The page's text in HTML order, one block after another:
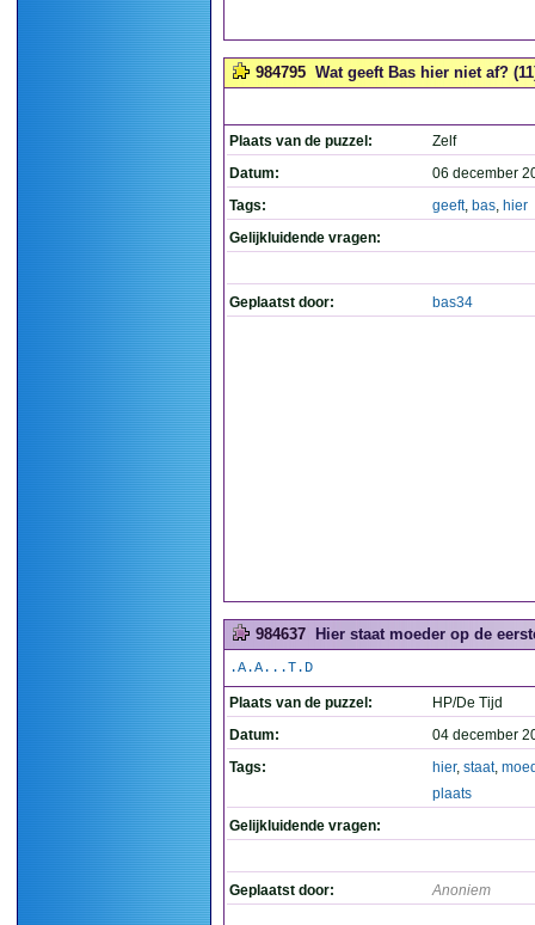
984795 Wat geeft Bas hier niet af?
Plaats van de puzzel:
Zelf
Datum:
06 december
Tags:
geeft, bas, hier
Gelijkluidende vragen:
Geplaatst door: bas34
984637 Hier staat moeder op de
.A.A...T.D
Plaats van de puzzel:
HP/De Tijd
Datum:
04 december
Tags:
hier, staat,
plaats
Gelijkluidende vragen:
Geplaatst door: Anoniem